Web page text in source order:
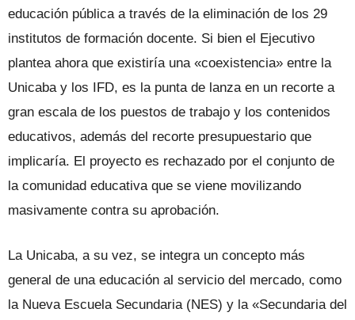
educación pública a través de la eliminación de los 29
institutos de formación docente. Si bien el Ejecutivo
plantea ahora que existiría una «coexistencia» entre la
Unicaba y los IFD, es la punta de lanza en un recorte a
gran escala de los puestos de trabajo y los contenidos
educativos, además del recorte presupuestario que
implicaría. El proyecto es rechazado por el conjunto de
la comunidad educativa que se viene movilizando
masivamente contra su aprobación.
La Unicaba, a su vez, se integra un concepto más
general de una educación al servicio del mercado, como
la Nueva Escuela Secundaria (NES) y la «Secundaria del